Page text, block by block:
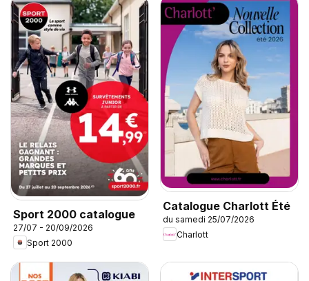
Sport 2000 catalogue
27/07 - 20/09/2026
Sport 2000
Catalogue Charlott Été
du samedi 25/07/2026
Charlott